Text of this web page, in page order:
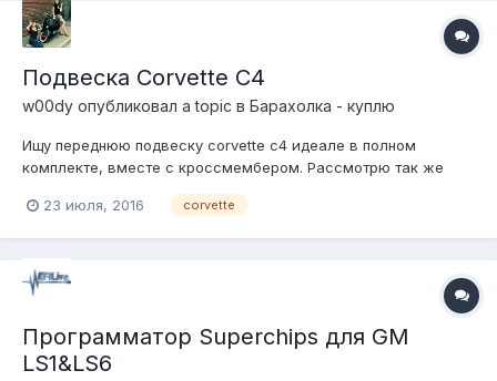
Подвеска Corvette C4
w00dy опубликовал a topic в Барахолка - куплю
Ищу переднюю подвеску corvette c4 идеале в полном
комплекте, вместе с кроссмембером. Рассмотрю так же
23 июля, 2016
corvette
Программатор Superchips для GM
LS1&LS6